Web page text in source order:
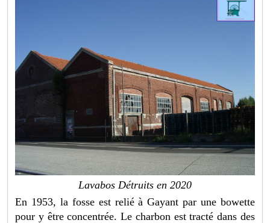
Lavabos Détruits en 2020
En 1953, la fosse est relié à Gayant par une bowette
pour y être concentrée. Le charbon est tracté dans des